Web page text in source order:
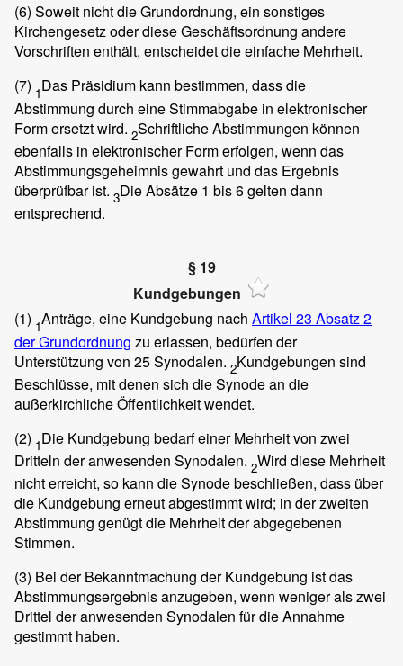
(6) Soweit nicht die Grundordnung, ein sonstiges
Kirchengesetz oder diese Geschäftsordnung andere
Vorschriften enthält, entscheidet die einfache Mehrheit.
(7) 1Das Präsidium kann bestimmen, dass die
Abstimmung durch eine Stimmabgabe in elektronischer
Form ersetzt wird. 2Schriftliche Abstimmungen können
ebenfalls in elektronischer Form erfolgen, wenn das
Abstimmungsgeheimnis gewahrt und das Ergebnis
überprüfbar ist. 3Die Absätze 1 bis 6 gelten dann
entsprechend.
§ 19
Kundgebungen
(1) 1Anträge, eine Kundgebung nach Artikel 23 Absatz 2
der Grundordnung zu erlassen, bedürfen der
Unterstützung von 25 Synodalen. 2Kundgebungen sind
Beschlüsse, mit denen sich die Synode an die
außerkirchliche Öffentlichkeit wendet.
(2) 1Die Kundgebung bedarf einer Mehrheit von zwei
Dritteln der anwesenden Synodalen. 2Wird diese Mehrheit
nicht erreicht, so kann die Synode beschließen, dass über
die Kundgebung erneut abgestimmt wird; in der zweiten
Abstimmung genügt die Mehrheit der abgegebenen
Stimmen.
(3) Bei der Bekanntmachung der Kundgebung ist das
Abstimmungsergebnis anzugeben, wenn weniger als zwei
Drittel der anwesenden Synodalen für die Annahme
gestimmt haben.